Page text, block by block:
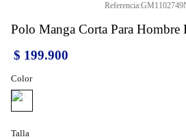
Referencia:
Polo Manga Corta Para Hombre
$ 199.900
Color
Talla